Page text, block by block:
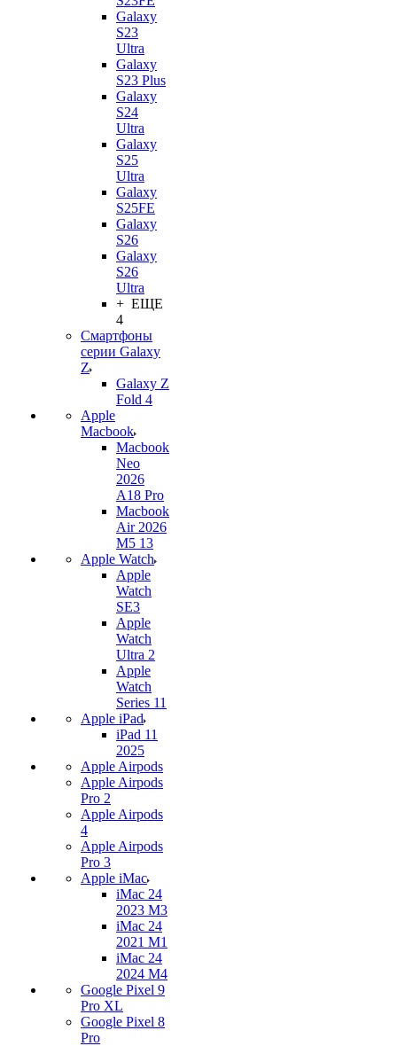
Galaxy
S23
Ultra
Galaxy
S23 Plus
Galaxy
S24
Ultra
Galaxy
S25
Ultra
Galaxy
S25FE
Galaxy
S26
Galaxy
S26
Ultra
+ ЕЩЕ
4
Смартфоны
серии Galaxy
Z
Galaxy Z
Fold 4
Apple
Macbook
Macbook
Neo
2026
A18 Pro
Macbook
Air 2026
M5 13
Apple Watch
Apple
Watch
SE3
Apple
Watch
Ultra 2
Apple
Watch
Series 11
Apple iPad
iPad 11
2025
Apple Airpods
Apple Airpods
Pro 2
Apple Airpods
4
Apple Airpods
Pro 3
Apple iMac
iMac 24
2023 M3
iMac 24
2021 M1
iMac 24
2024 M4
Google Pixel 9
Pro XL
Google Pixel 8
Pro